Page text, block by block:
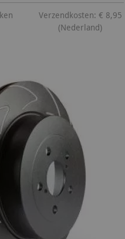
Verzendkosten: € 8,95
(Nederland)